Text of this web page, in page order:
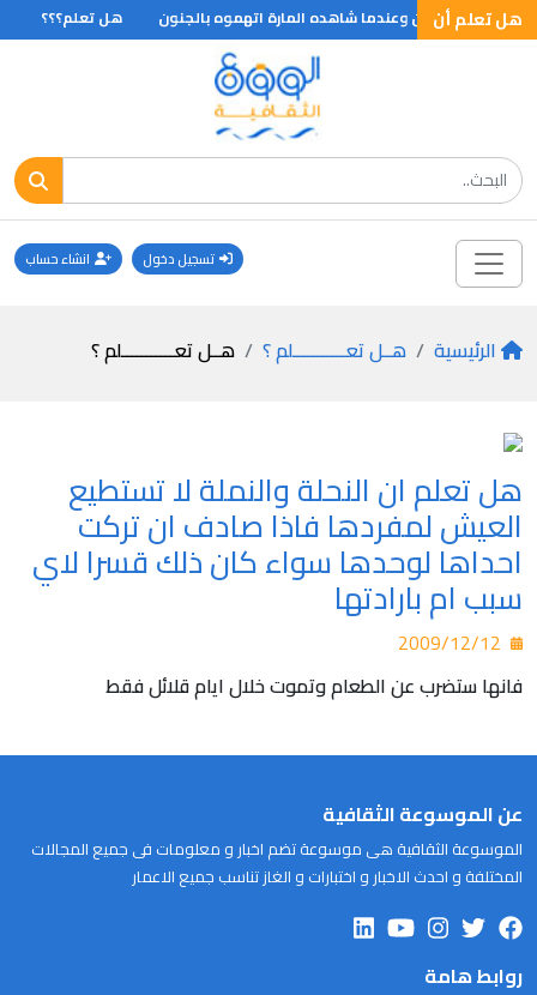
هل تعلم أن
معه الى لندن وعندما شاهده المارة اتهموه بالجنون هل تعلم؟؟؟
تسجيل دخول انشاء حساب
الرئيسية هــل تعـــــــــــلم ؟ هــل تعـــــــــــلم ؟
هل تعلم ان النحلة والنملة لا تستطيع
العيش لمفردها فاذا صادف ان تركت
احداها لوحدها سواء كان ذلك قسرا لاي
سبب ام بارادتها
فانها ستضرب عن الطعام وتموت خلال ايام قلائل فقط
عن الموسوعة الثقافية
الموسوعة الثقافية هى موسوعة تضم اخبار و معلومات فى جميع المجالات
المختلفة و احدث الاخبار و اختبارات و الغاز تناسب جميع الاعمار
روابط هامة